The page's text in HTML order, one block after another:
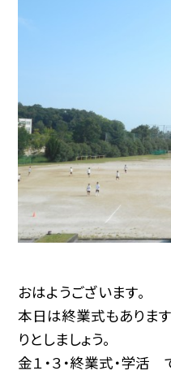
おはようございます。
本日は終業式もあります
りとしましょう。
金１・３・終業式・学活